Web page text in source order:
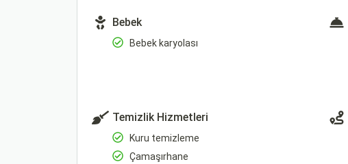
Bebek
Bebek karyolası
Temizlik Hizmetleri
Kuru temizleme
Çamaşırhane